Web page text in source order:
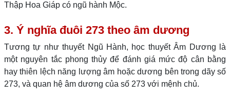
Thập Hoa Giáp có ngũ hành Mộc.
3. Ý nghĩa đuôi 273 theo âm dương
Tương tự như thuyết Ngũ Hành, học thuyết Âm Dương là
một nguyên tắc phong thủy để đánh giá mức độ cân bằng
hay thiên lệch năng lượng âm hoặc dương bên trong dãy số
273, và quan hệ âm dương của số 273 với mệnh chủ.